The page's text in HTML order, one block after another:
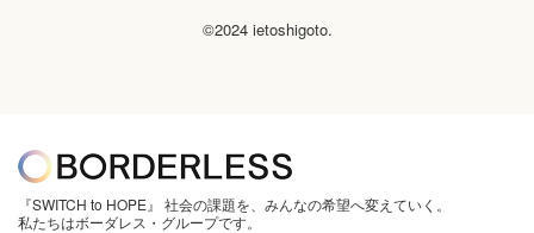
©2024 ietoshigoto.
『SWITCH to HOPE』 社会の課題を、みんなの希望へ変えていく。
私たちはボーダレス・グループです。